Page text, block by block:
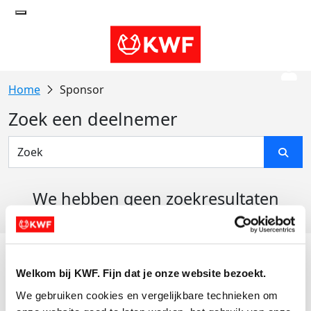
Welkom bij KWF. Fijn dat je onze website bezoekt.
We gebruiken cookies en vergelijkbare technieken om
Sponsor
Zoek een deelnemer
We hebben geen zoekresultaten
Actiematerialen
Evenementen